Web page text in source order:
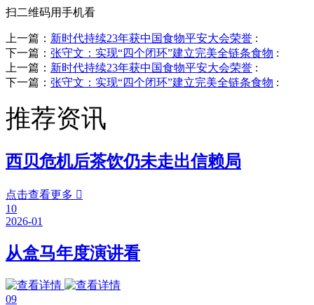
扫二维码用手机看
上一篇： 新时代持续23年获中国食物平安大会荣誉 :
下一篇： 张守文：实现“四个闭环”建立完美全链条食物 :
上一篇： 新时代持续23年获中国食物平安大会荣誉 :
下一篇： 张守文：实现“四个闭环”建立完美全链条食物 :
推荐资讯
西贝危机后茶饮仍未走出信赖局
点击查看更多 
10
2026-01
从盒马年度演讲看
09